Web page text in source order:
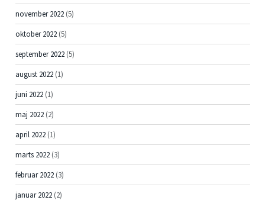
november 2022 (5)
oktober 2022 (5)
september 2022 (5)
august 2022 (1)
juni 2022 (1)
maj 2022 (2)
april 2022 (1)
marts 2022 (3)
februar 2022 (3)
januar 2022 (2)